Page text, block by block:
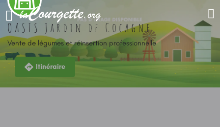
OASIS Jardin de Cocagne
Vente de légumes et réinsertion professionnelle
Itinéraire